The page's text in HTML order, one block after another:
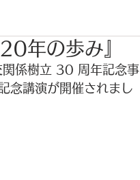
年の歩み』
係樹立 30 周年記念事
念講演が開催されまし